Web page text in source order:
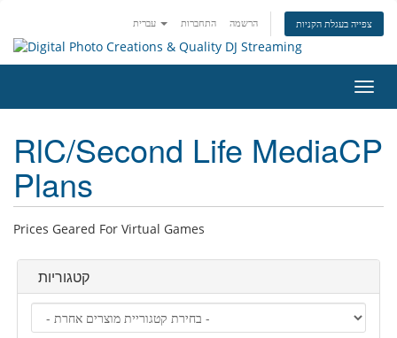
התחברות הרשמה צפייה בעגלת הקניות
ניווט
RlC/Second Life MediaCP
Plans
Prices Geared For Virtual Games
קטגוריות